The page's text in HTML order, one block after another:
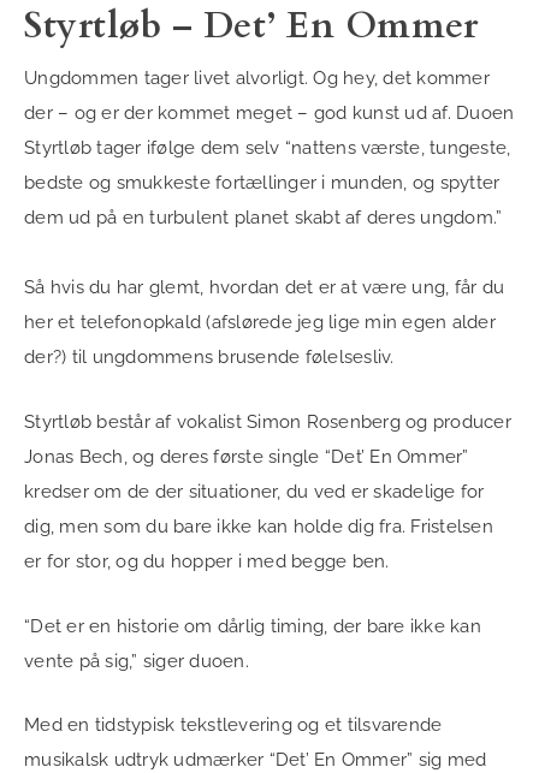
Styrtløb – Det’ En Ommer
Ungdommen tager livet alvorligt. Og hey, det kommer
der – og er der kommet meget – god kunst ud af. Duoen
Styrtløb tager ifølge dem selv “nattens værste, tungeste,
bedste og smukkeste fortællinger i munden, og spytter
dem ud på en turbulent planet skabt af deres ungdom.”
Så hvis du har glemt, hvordan det er at være ung, får du
her et telefonopkald (afslørede jeg lige min egen alder
der?) til ungdommens brusende følelsesliv.
Styrtløb består af vokalist Simon Rosenberg og producer
Jonas Bech, og deres første single “Det’ En Ommer”
kredser om de der situationer, du ved er skadelige for
dig, men som du bare ikke kan holde dig fra. Fristelsen
er for stor, og du hopper i med begge ben.
“Det er en historie om dårlig timing, der bare ikke kan
vente på sig,” siger duoen.
Med en tidstypisk tekstlevering og et tilsvarende
musikalsk udtryk udmærker “Det’ En Ommer” sig med